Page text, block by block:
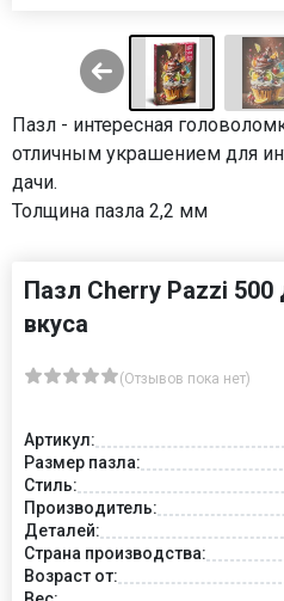
Пазл - интересная
отличным украшением для
дачи.
Толщина пазла 2,2 мм
Пазл Cherry Pazzi
вкуса
(Отзывов пока нет)
Артикул:
Размер пазла:
Стиль:
Производитель:
Деталей:
Страна производства:
Возраст от: